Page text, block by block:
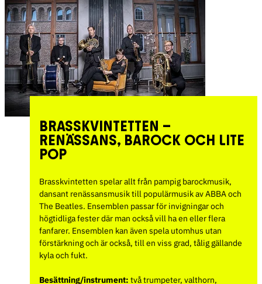
BRASSKVINTETTEN –
RENÄSSANS, BAROCK OCH LITE
POP
Brasskvintetten spelar allt från pampig barockmusik,
dansant renässansmusik till populärmusik av ABBA och
The Beatles. Ensemblen passar för invigningar och
högtidliga fester där man också vill ha en eller flera
fanfarer. Ensemblen kan även spela utomhus utan
förstärkning och är också, till en viss grad, tålig gällande
kyla och fukt.
Besättning/instrument: två trumpeter, valthorn,